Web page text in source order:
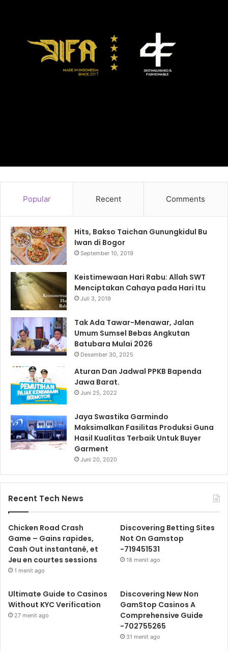
Popular Recent Comments
Hits, Bakso Taichan Gunungkidul Bu
Iwan di Bogor
September 10, 2019
Keistimewaan Hari Rabu: Allah SWT
Menciptakan Cahaya pada Hari Itu
Juli 3, 2019
Tak Ada Tawar-Menawar, Jalan
Umum Sumsel Bebas Angkutan
Batubara Mulai 2026
Desember 30, 2025
Aturan Dan Jadwal PPKB Bapenda
Jawa Barat.
Juni 25, 2022
Jaya Swastika Garmindo
Maksimalkan Fasilitas Produksi Guna
Hasil Kualitas Terbaik Untuk Buyer
Garment
Juni 20, 2020
Recent Tech News
Chicken Road Crash
Game – Gains rapides,
Cash Out instantané, et
Jeu en courtes sessions
1 menit ago
Discovering Betting Sites
Not On Gamstop
-719451531
18 menit ago
Ultimate Guide to Casinos
Without KYC Verification
27 menit ago
Discovering New Non
GamStop Casinos A
Comprehensive Guide
-702755265
31 menit ago